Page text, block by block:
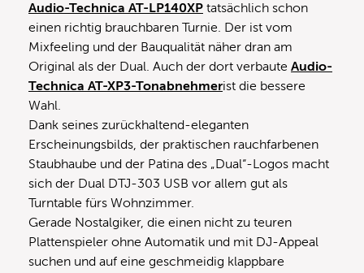
Audio-Technica AT-LP140XP tatsächlich schon
einen richtig brauchbaren Turnie. Der ist vom
Mixfeeling und der Bauqualität näher dran am
Original als der Dual. Auch der dort verbaute Audio-
Technica AT-XP3-Tonabnehmerist die bessere
Wahl.
Dank seines zurückhaltend-eleganten
Erscheinungsbilds, der praktischen rauchfarbenen
Staubhaube und der Patina des „Dual“-Logos macht
sich der Dual DTJ-303 USB vor allem gut als
Turntable fürs Wohnzimmer.
Gerade Nostalgiker, die einen nicht zu teuren
Plattenspieler ohne Automatik und mit DJ-Appeal
suchen und auf eine geschmeidig klappbare